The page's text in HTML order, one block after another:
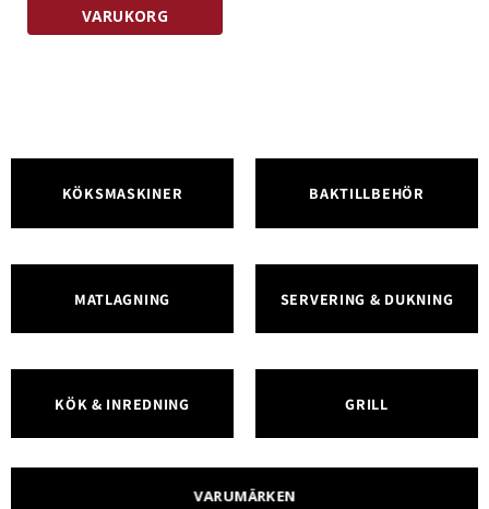
VARUKORG
KÖKSMASKINER BAKTILLBEHÖR
MATLAGNING SERVERING & DUKNING
KÖK & INREDNING GRILL
VARUMÄRKEN